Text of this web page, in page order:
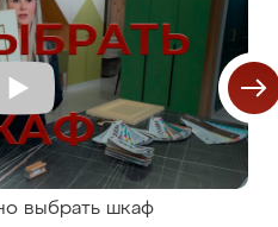
выбрать шкаф